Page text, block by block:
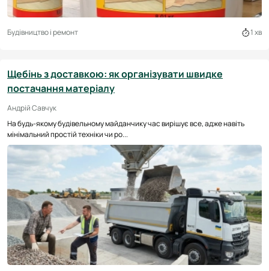
Будівництво і ремонт 1 хв
Щебінь з доставкою: як організувати швидке
постачання матеріалу
Андрій Савчук
На будь-якому будівельному майданчику час вирішує все, адже навіть
мінімальний простій техніки чи ро...